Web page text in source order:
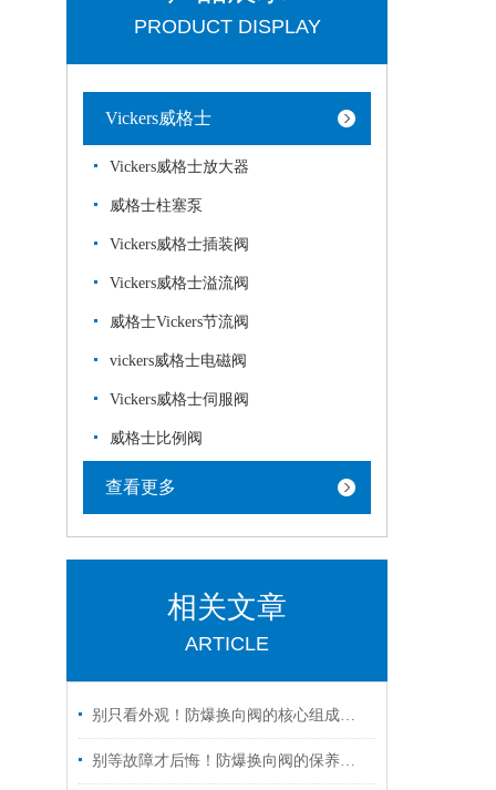
PRODUCT DISPLAY
Vickers威格士
Vickers威格士放大器
威格士柱塞泵
Vickers威格士插装阀
Vickers威格士溢流阀
威格士Vickers节流阀
vickers威格士电磁阀
Vickers威格士伺服阀
威格士比例阀
查看更多
相关文章
ARTICLE
别只看外观！防爆换向阀的核心组成部分，才是安全关键
别等故障才后悔！防爆换向阀的保养诀窍，早知道少踩坑